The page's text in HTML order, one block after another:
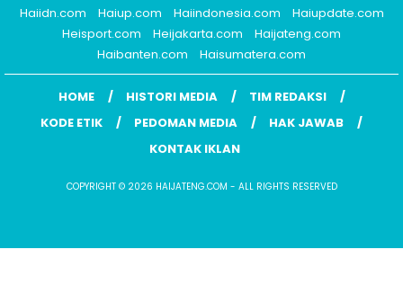
Haiidn.com
Haiup.com Haiindonesia.com
Haiupdate.com
Heisport.com
Heijakarta.com
Haijateng.com
Haibanten.com
Haisumatera.com
HOME HISTORI MEDIA
TIM REDAKSI
KODE ETIK
PEDOMAN MEDIA
HAK JAWAB
KONTAK IKLAN
COPYRIGHT © 2026 HAIJATENG.COM - ALL RIGHTS RESERVED